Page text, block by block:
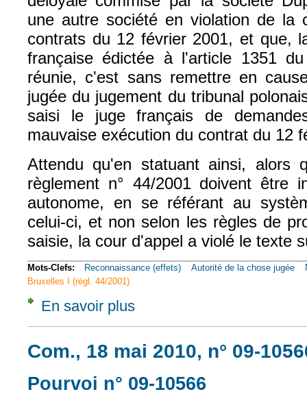
une autre société en violation de la
contrats du 12 février 2001, et que,
française édictée à l'article 1351
réunie, c'est sans remettre en
jugée du jugement du tribunal
saisi le juge français de
mauvaise exécution du contrat du 12
Attendu qu'en statuant ainsi, alors
règlement n° 44/2001 doivent être
autonome, en se référant au
celui-ci, et non selon les règles de
saisie, la cour d'appel a violé le texte
Mots-Clefs: Reconnaissance (effets) Autorité de la chose jugée
Bruxelles I (règl. 44/2001)
En savoir plus
Com., 18 mai 2010, n° 09-
Pourvoi n° 09-10566